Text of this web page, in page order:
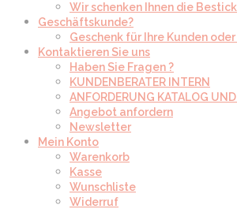
Wir schenken Ihnen die
Geschäftskunde?
Geschenk für Ihre Kunden
Kontaktieren Sie uns
Haben Sie Fragen ?
KUNDENBERATER INTERN
ANFORDERUNG KATALOG
Angebot anfordern
Newsletter
Mein Konto
Warenkorb
Kasse
Wunschliste
Widerruf